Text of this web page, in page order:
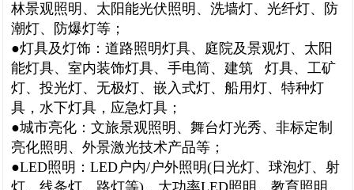
林景观照明、太阳能光伏照明、洗墙灯、光纤灯、防
潮灯、防爆灯等；
●灯具及灯饰：道路照明灯具、庭院及景观灯、太阳
能灯具、室内装饰灯具、手电筒、建筑 灯具、工矿
灯、投光灯、无极灯、嵌入式灯、船用灯、特种灯
具，水下灯具，应急灯具；
●城市亮化：文旅景观照明、舞台灯光秀、非标定制
亮化照明、外景激光技术产品等；
●LED照明：LED户内/户外照明(日光灯、球泡灯、射
灯、线条灯、路灯等)、大功率LED照明、教育照明、